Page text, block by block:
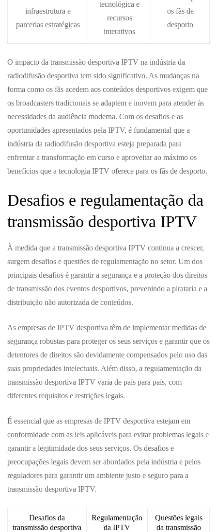
infraestrutura e
parcerias estratégicas
tecnológica e
recursos
interativos
os fãs de
desporto
O impacto da transmissão desportiva IPTV na indústria da
radiodifusão desportiva tem sido significativo. As mudanças na
forma como os fãs acedem aos conteúdos desportivos exigem que
os broadcasters tradicionais se adaptem e inovem para atender às
necessidades da audiência moderna. Com os desafios e as
oportunidades apresentados pela IPTV, é fundamental que a
indústria da radiodifusão desportiva esteja preparada para
enfrentar a transformação em curso e aproveitar ao máximo os
benefícios que a tecnologia IPTV oferece para os fãs de desporto.
Desafios e regulamentação da
transmissão desportiva IPTV
À medida que a transmissão desportiva IPTV continua a crescer,
surgem desafios e questões de regulamentação no setor. Um dos
principais desafios é garantir a segurança e a proteção dos direitos
de transmissão dos eventos desportivos, prevenindo a pirataria e a
distribuição não autorizada de conteúdos.
As empresas de IPTV desportiva têm de implementar medidas de
segurança robustas para proteger os seus serviços e garantir que os
detentores de direitos são devidamente compensados pelo uso das
suas propriedades intelectuais. Além disso, a regulamentação da
transmissão desportiva IPTV varia de país para país, com
diferentes requisitos e restrições legais.
É essencial que as empresas de IPTV desportiva estejam em
conformidade com as leis aplicáveis para evitar problemas legais e
garantir a legitimidade dos seus serviços. Os desafios e
preocupações legais devem ser abordados pela indústria e pelos
reguladores para garantir um ambiente justo e seguro para a
transmissão desportiva IPTV.
Desafios da
transmissão desportiva
Regulamentação
da IPTV
Questões legais
da transmissão